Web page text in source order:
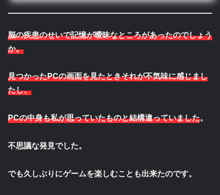
脳の疾患のせいで記憶が曖昧なところがあったのでしょう
か。
見つかったPCの画面を見たときそれが不気味に感じまし
たし、
PCの中身も私が思っていたものと結構違っていました。
不思議な発見でした。
でも久しぶりにゲームを楽しむことも出来たのです。